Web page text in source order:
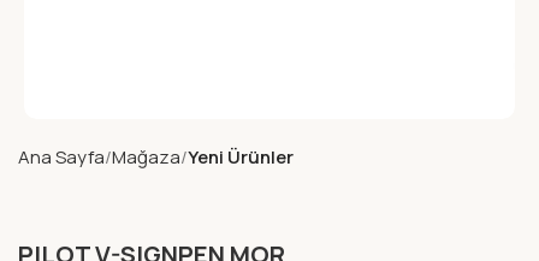
Ana Sayfa Mağaza Yeni Ürünler
PILOT V-SIGNPEN MOR